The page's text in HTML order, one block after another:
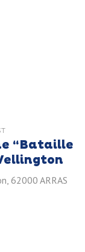
“Bataille
62000 ARRAS